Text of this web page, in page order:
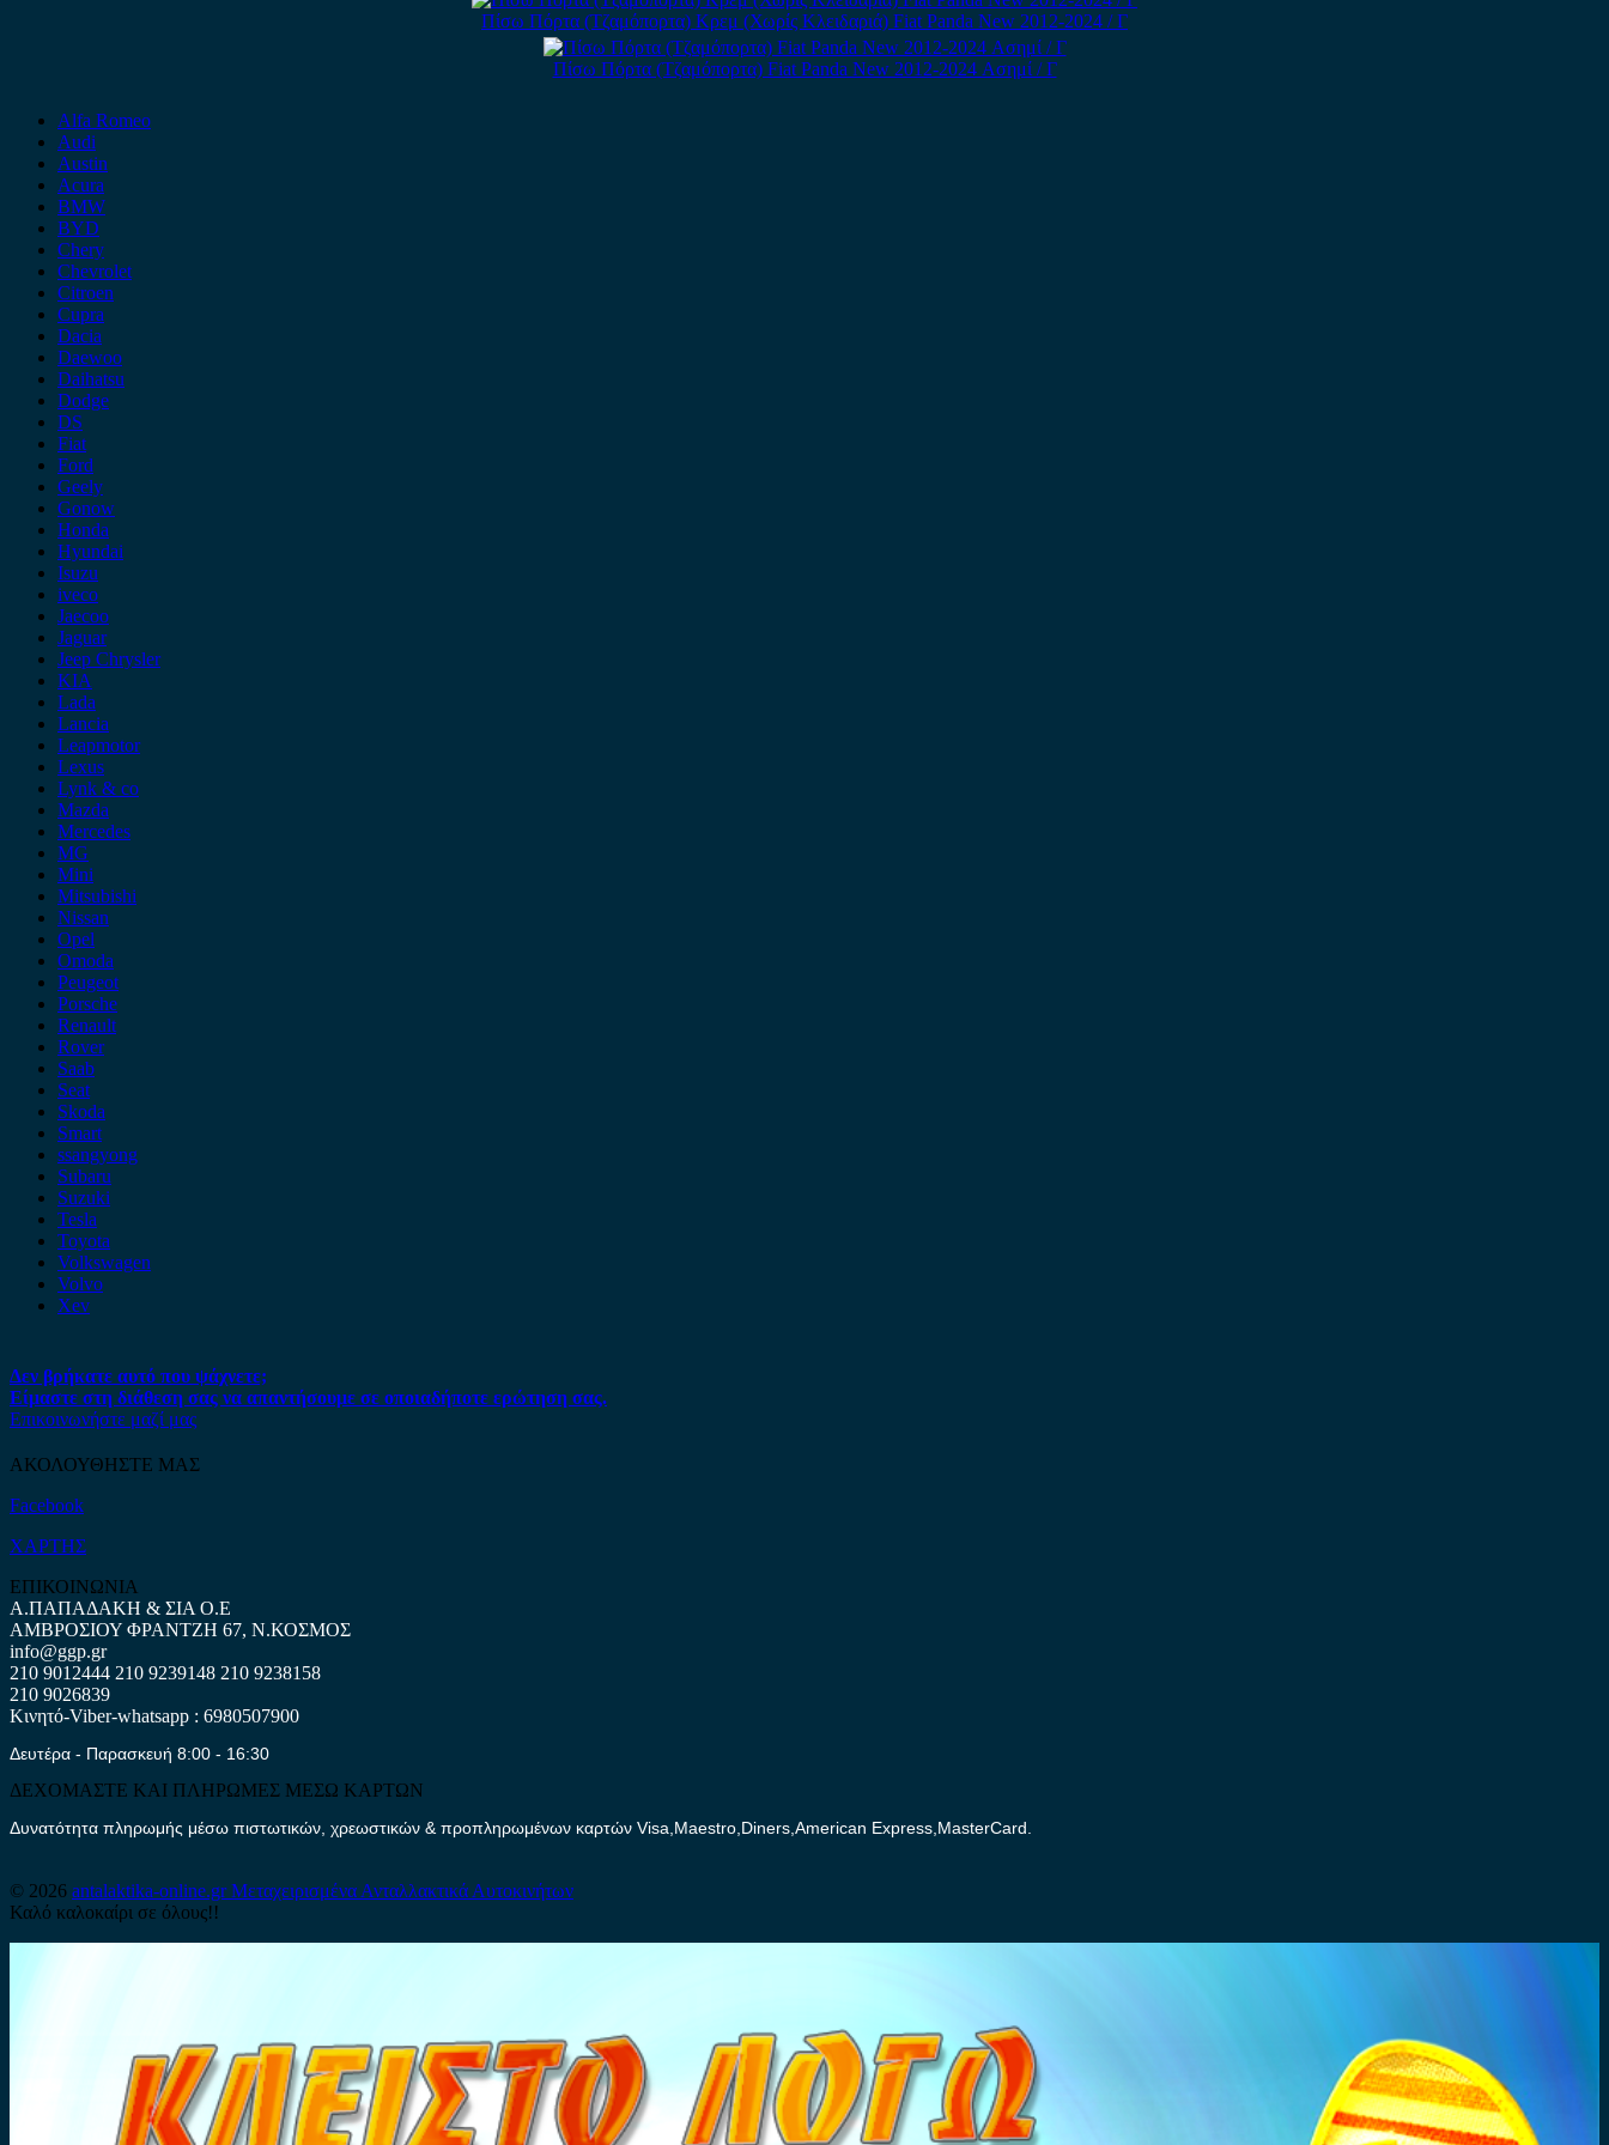
Πίσω Πόρτα (Τζαμόπορτα) Κρεμ (Χωρίς Κλειδαριά) Fiat Panda New 2012-2024 / Γ
Πίσω Πόρτα (Τζαμόπορτα) Fiat Panda New 2012-2024 Ασημί / Γ
Alfa Romeo
Audi
Austin
Acura
BMW
BYD
Chery
Chevrolet
Citroen
Cupra
Dacia
Daewoo
Daihatsu
Dodge
DS
Fiat
Ford
Geely
Gonow
Honda
Hyundai
Isuzu
iveco
Jaecoo
Jaguar
Jeep Chrysler
KIA
Lada
Lancia
Leapmotor
Lexus
Lynk & co
Mazda
Mercedes
MG
Mini
Mitsubishi
Nissan
Opel
Omoda
Peugeot
Porsche
Renault
Rover
Saab
Seat
Skoda
Smart
ssangyong
Subaru
Suzuki
Tesla
Toyota
Volkswagen
Volvo
Xev
Δεν βρήκατε αυτό που ψάχνετε;
Είμαστε στη διάθεση σας να απαντήσουμε σε οποιαδήποτε ερώτηση σας.
Επικοινωνήστε μαζί μας
ΑΚΟΛΟΥΘΗΣΤΕ ΜΑΣ
Facebook
ΧΑΡΤΗΣ
ΕΠΙΚΟΙΝΩΝΙΑ
Α.ΠΑΠΑΔΑΚΗ & ΣΙΑ Ο.Ε
ΑΜΒΡΟΣΙΟΥ ΦΡΑΝΤΖΗ 67, Ν.ΚΟΣΜΟΣ
info@ggp.gr
210 9012444 210 9239148 210 9238158
210 9026839
Κινητό-Viber-whatsapp : 6980507900
Δευτέρα - Παρασκευή 8:00 - 16:30
ΔΕΧΟΜΑΣΤΕ ΚΑΙ ΠΛΗΡΩΜΕΣ ΜΕΣΩ ΚΑΡΤΩΝ
Δυνατότητα πληρωμής μέσω πιστωτικών, χρεωστικών & προπληρωμένων καρτών Visa,Maestro,Diners,American Express,MasterCard.
© 2026 antalaktika-online.grΜεταχειρισμένα Ανταλλακτικά Αυτοκινήτων
Καλό καλοκαίρι σε όλους!!